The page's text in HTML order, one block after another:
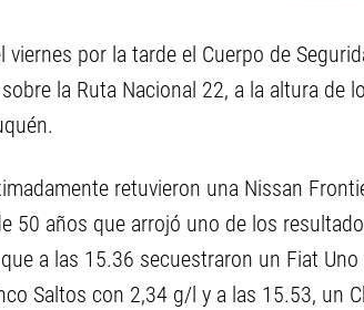
viernes por la tarde el Cuerpo de
la Ruta Nacional 22, a la altura de
retuvieron una Nissan
50 años que arrojó uno de los
a las 15.36 secuestraron un Fiat
Saltos con 2,34 g/l y a las 15.53, un